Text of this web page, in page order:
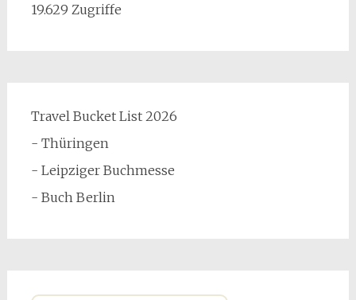
19.629 Zugriffe
Travel Bucket List 2026
- Thüringen
- Leipziger Buchmesse
- Buch Berlin